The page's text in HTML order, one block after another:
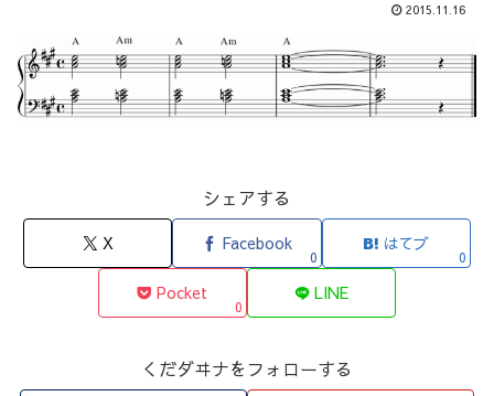
2015.11.16
シェアする
X Facebook
0
はてブ
0
Pocket
0
LINE
くだダヰナをフォローする